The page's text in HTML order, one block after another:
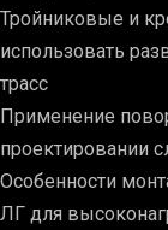
Тройниковые и
использовать
трасс
Применение
проектировании
Особенности
ЛГ для